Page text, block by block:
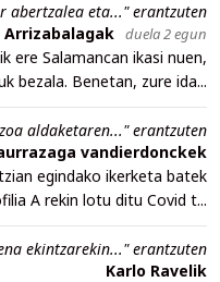
abertzalea eta..." erantzuten
Arrizabalagak duela 2 egun
ere Salamancan ikasi nuen,
bezala. Benetan, zure ida...
aldaketaren..." erantzuten
vandierdonckek
egindako ikerketa batek
A rekin lotu ditu Covid t...
ekintzarekin..." erantzuten
Karlo Ravelik